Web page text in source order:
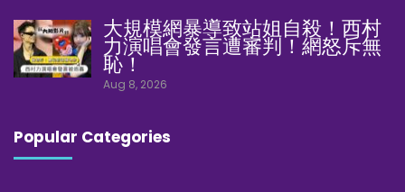
大規模網暴導致站姐自殺！西村
力演唱會發言遭審判！網怒斥無
恥！
Aug 8, 2026
Popular Categories